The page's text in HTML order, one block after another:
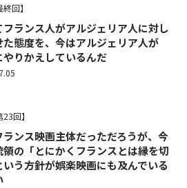
終回】
フランス人がアルジェリア人に対し
た態度を、今はアルジェリア人が
やりかえしているんだ
23回】
ランス映画主体だっただろうが、今
領の「とにかくフランスとは縁を切
いう方針が娯楽映画にも及んでいる